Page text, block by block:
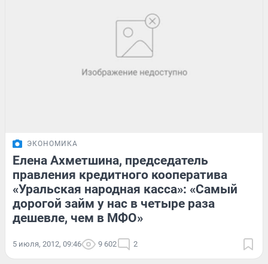
ЭКОНОМИКА
Елена Ахметшина, председатель
правления кредитного кооператива
«Уральская народная касса»: «Самый
дорогой займ у нас в четыре раза
дешевле, чем в МФО»
5 июля, 2012, 09:46 9 602 2